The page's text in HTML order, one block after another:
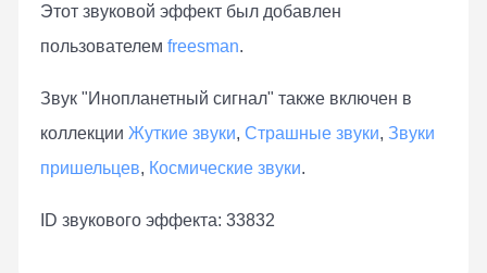
Этот звуковой эффект был добавлен
пользователем freesman.
Звук "Инопланетный сигнал" также включен в
коллекции Жуткие звуки, Страшные звуки, Звуки
пришельцев, Космические звуки.
ID звукового эффекта: 33832